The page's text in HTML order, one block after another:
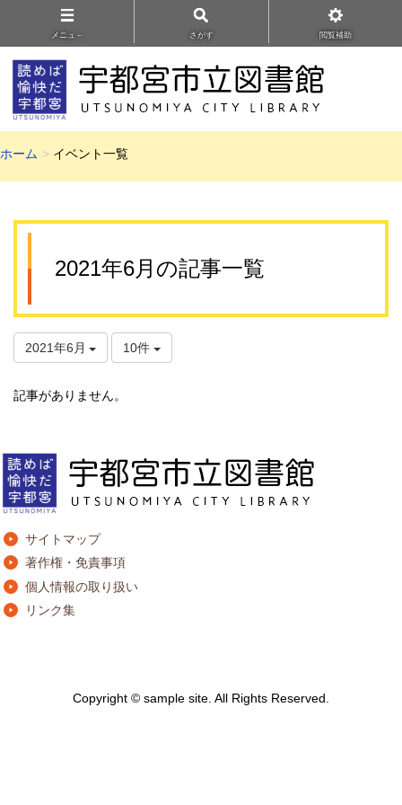
メニュ－ さがす 閲覧補助
ホーム イベント一覧
2021年6月の記事一覧
2021年6月 10件
記事がありません。
サイトマップ
著作権・免責事項
個人情報の取り扱い
リンク集
Copyright © sample site. All Rights Reserved.